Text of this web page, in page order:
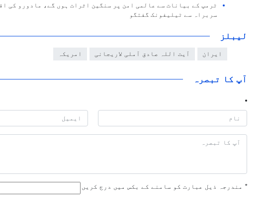
ٹرمپ کے بیانات سے عالمی امن پر سنگین اثرات ہوں گے، مادورو کی
سربراہ سے ٹیلیفونک گفتگو
لیبلز
ایران آیت اللہ صادق آملی لاریجانی امریکہ
آپ کا تبصرہ
* مندرجہ ذیل عبارت کو سامنے کے بکس میں درج کریں